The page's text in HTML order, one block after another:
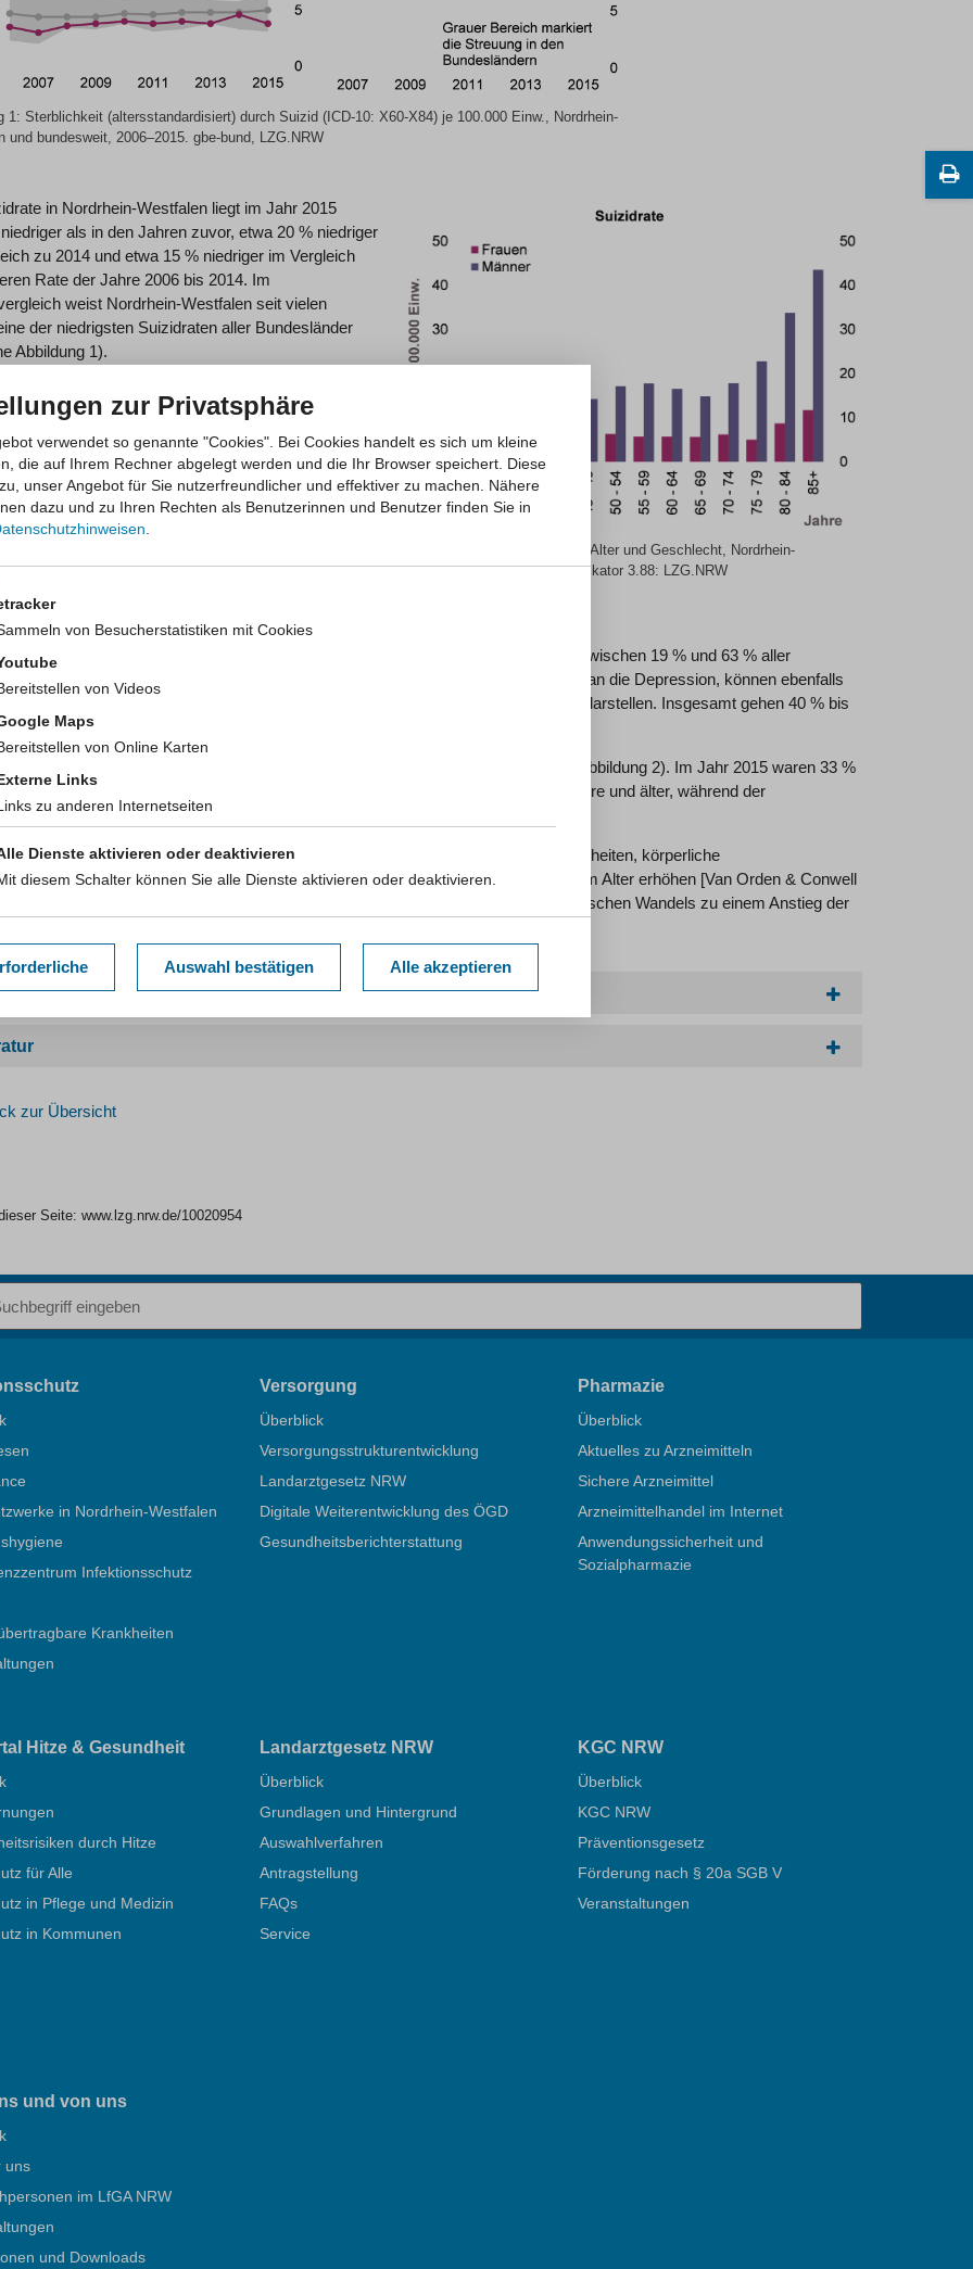
1: Sterblichkeit (altersstandardisiert) durch Suizid (ICD-10: X60-X84) je 100.000 Einw., Nordrhein-
und bundesweit, 2006‒2015. gbe-bund, LZG.NRW
Abbildung 2: Suizidrate, nach Alter und Geschlecht, Nordrhein-
Westfalen, 2015. IT.NRW, Indikator 3.88: LZG.NRW
in Nordrhein-Westfalen liegt im Jahr 2015
als in den Jahren zuvor, etwa 20 % niedriger
zu 2014 und etwa 15 % niedriger im Vergleich
Rate der Jahre 2006 bis 2014. Im
weist Nordrhein-Westfalen seit vielen
der niedrigsten Suizidraten aller Bundesländer
Abbildung 1).
Selbstbeschädigung (Suizidsterbefälle) nach
Geschlecht, NRW
Verteilung der Suizidmortalität in Nordrhein-
zeigt keine erkennbaren Verteilungsmuster und
von Jahr zu Jahr.
in bestimmten Bevölkerungsgruppen relativ
besonders häufig. Bei unter 30-jährigen Männern
die zweithäufigste Todesursache nach Unfällen dar [RKI 2015].
haben ein deutlich erhöhtes Suizidrisiko. Nach verschiedenen Studien leiden zwischen 19 % und 63 % aller
an einer Abhängigkeitserkrankung. Weitere psychische Erkrankungen, allen voran die Depression, können ebenfalls
erhöhen oder einen zusätzlichen Einflussfaktor neben Suchterkrankungen darstellen. Insgesamt gehen 40 % bis
Suizide auf eine Depression zurück [RKI 2006].
die hohe Suizidrate im Rentenalter, die sich vor allem bei Männern zeigt (siehe Abbildung 2). Im Jahr 2015 waren 33 %
und 37 % aller Frauen, die in Nordrhein-Westfalen durch Suizid starben, 65 Jahre und älter, während der
dieser Gruppe nur bei 18 % bzw. 23 % lag.
wenn bereits eine psychische Beeinträchtigung vorliegt, können chronische Krankheiten, körperliche
chronische Schmerzen oder soziale Isolation das Suizidrisiko im Alter erhöhen [Van Orden & Conwell
das Suizidrisiko mit dem Alter deutlich ansteigt, könnte es im Zuge des demografischen Wandels zu einem Anstieg der
und Datenhalter
zur Übersicht
Seite: www.lzg.nrw.de/10020954
in Nordrhein-Westfalen
Infektionsschutz
Krankheiten
Versorgung
Überblick
Versorgungsstrukturentwicklung
Landarztgesetz NRW
Digitale Weiterentwicklung des ÖGD
Gesundheitsberichterstattung
Pharmazie
Überblick
Aktuelles zu Arzneimitteln
Sichere Arzneimittel
Arzneimittelhandel im Internet
Anwendungssicherheit und
Sozialpharmazie
Hitze & Gesundheit
durch Hitze
für Alle
in Pflege und Medizin
in Kommunen
Landarztgesetz NRW
Überblick
Grundlagen und Hintergrund
Auswahlverfahren
Antragstellung
FAQs
Service
KGC NRW
Überblick
KGC NRW
Präventionsgesetz
Förderung nach § 20a SGB V
Veranstaltungen
und von uns
uns
im LfGA NRW
und Downloads
zur Privatsphäre
verwendet so genannte "Cookies". Bei Cookies handelt es sich um kleine
die auf Ihrem Rechner abgelegt werden und die Ihr Browser speichert. Diese
unser Angebot für Sie nutzerfreundlicher und effektiver zu machen. Nähere
dazu und zu Ihren Rechten als Benutzerinnen und Benutzer finden Sie in
.
von Besucherstatistiken mit Cookies
von Videos
Maps
von Online Karten
Links
zu anderen Internetseiten
Dienste aktivieren oder deaktivieren
diesem Schalter können Sie alle Dienste aktivieren oder deaktivieren.
Auswahl bestätigen Alle akzeptieren